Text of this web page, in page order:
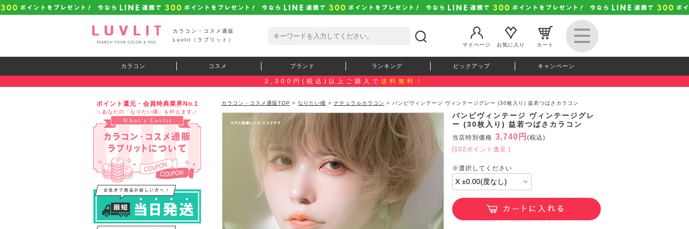
カラコン・コスメ通販
Luvlit（ラブリット）
マイページ
お気に入り カート
カラコン コスメ ブランド ランキング ピックアップ キャンペーン
3,300円(税込)以上ご購入で 送料無料！
ポイント還元・会員特典業界No.1
＼あなたの「なりたい瞳」を叶えます／
カラコン・コスメ通販TOP > なりたい瞳 > ナチュラルカラコン > バンビヴィンテージ ヴィンテージグレー (30枚入り) 益若つばさカラコン
バンビヴィンテージ ヴィンテージグレ
ー (30枚入り) 益若つばさカラコン
当店特別価格 3,740円 (税込)
[102ポイント進呈 ]